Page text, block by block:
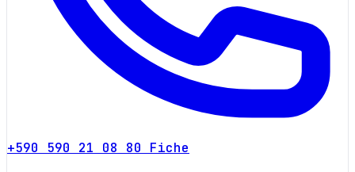
+590 590 21 08 80 Fiche